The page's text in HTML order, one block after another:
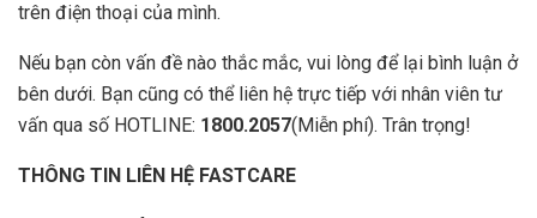
trên điện thoại của mình.
Nếu bạn còn vấn đề nào thắc mắc, vui lòng để lại bình luận ở
bên dưới. Bạn cũng có thể liên hệ trực tiếp với nhân viên tư
vấn qua số HOTLINE: 1800.2057(Miễn phí). Trân trọng!
THÔNG TIN LIÊN HỆ FASTCARE